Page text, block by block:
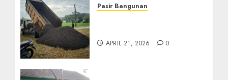
Pasir Bangunan
APRIL 21, 2026 0